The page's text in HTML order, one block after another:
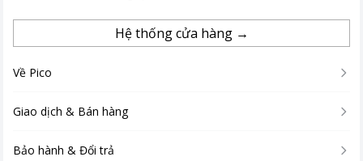
Hệ thống cửa hàng →
Về Pico
Giao dịch & Bán hàng
Bảo hành & Đổi trả